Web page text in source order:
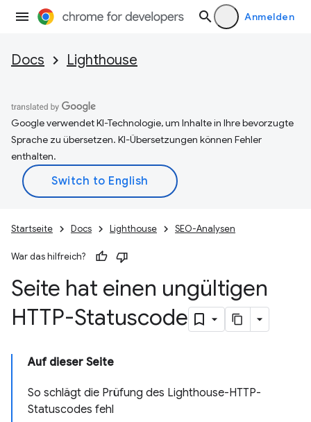
Anmelden
Docs Lighthouse
Google verwendet KI-Technologie, um Inhalte in Ihre bevorzugte
Sprache zu übersetzen. KI-Übersetzungen können Fehler
enthalten.
Startseite Docs Lighthouse SEO-Analysen
War das hilfreich?
Seite hat einen ungültigen
HTTP-Statuscode
Auf dieser Seite
So schlägt die Prüfung des Lighthouse-HTTP-
Statuscodes fehl